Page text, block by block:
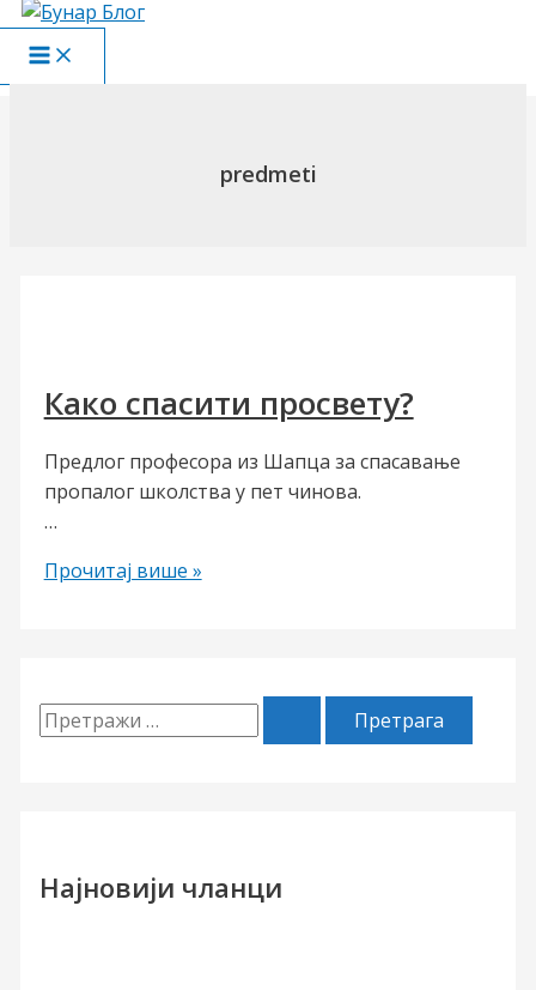
Пређи
на
садржај
Main
Menu
predmeti
Како спасити просвету?
Предлог професора из Шапца за спасавање
пропалог школства у пет чинова.
…
Како
Прочитај више »
П
а
Најновији чланци